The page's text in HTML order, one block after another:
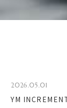
2026.05.01
YM